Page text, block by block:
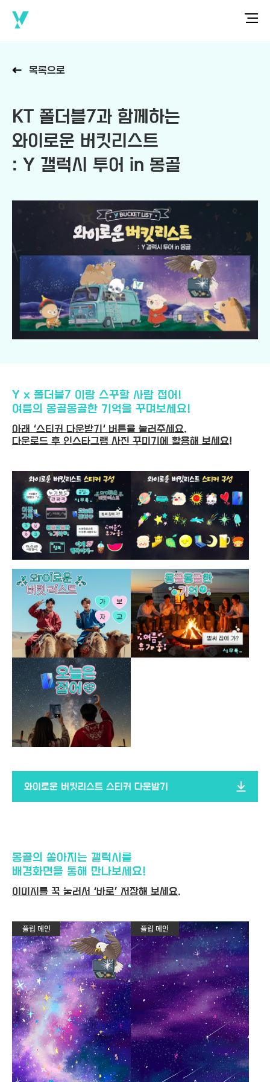
목록으로
KT 폴더블7과 함께하는
와이로운 버킷리스트
: Y 갤럭시 투어 in 몽골
Y x 폴더블7 이랑 스꾸할 사람 접어!
여름의 몽골몽골한 기억을 꾸며보세요!
아래 ‘스티커 다운받기‘ 버튼을 눌러주세요.
다운로드 후 인스타그램 사진 꾸미기에 활용해 보세요!
와이로운 버킷리스트 스티커 다운받기​​
몽골의 쏟아지는 갤럭시를
배경화면을 통해 만나보세요!
이미지를 꾹 눌러서 ‘바로’ 저장해 보세요.
플립 메인 플립 메인